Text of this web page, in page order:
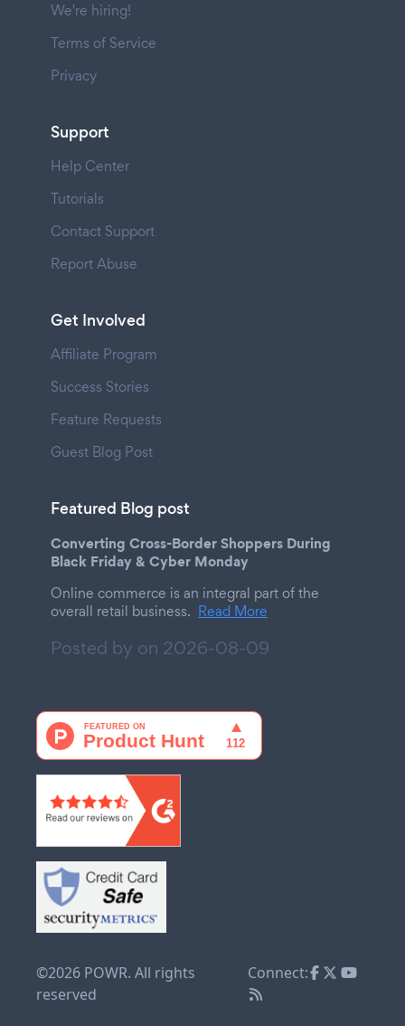
We're hiring!
Terms of Service
Privacy
Support
Help Center
Tutorials
Contact Support
Report Abuse
Get Involved
Affiliate Program
Success Stories
Feature Requests
Guest Blog Post
Featured Blog post
Converting Cross-Border Shoppers During
Black Friday & Cyber Monday
Online commerce is an integral part of the
overall retail business. Read More
Posted by on 2026-08-09
©2026 POWR. All rights
reserved
Connect: